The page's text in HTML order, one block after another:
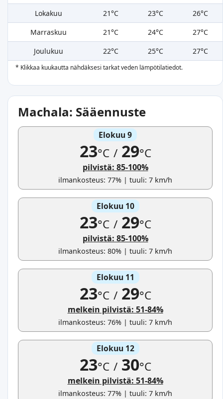
Lokakuu
21°C 23°C
26°C
Marraskuu
21°C 24°C
27°C
Joulukuu
22°C 25°C 27°C
* Klikkaa kuukautta nähdäksesi tarkat veden lämpötilatiedot.
Machala: Sääennuste
Elokuu 9
23°C /29°C
pilvistä: 85-100%
ilmankosteus: 77% | tuuli: 7 km/h
Elokuu 10
23°C /29°C
pilvistä: 85-100%
ilmankosteus: 80% | tuuli: 7 km/h
Elokuu 11
23°C /29°C
melkein pilvistä: 51-84%
ilmankosteus: 76% | tuuli: 7 km/h
Elokuu 12
23°C /30°C
melkein pilvistä: 51-84%
ilmankosteus: 77% | tuuli: 7 km/h